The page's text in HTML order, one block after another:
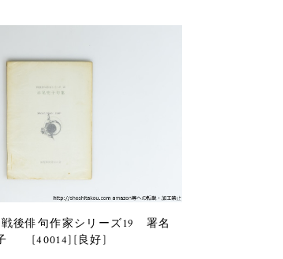
後俳句作家シリーズ19 署名
[40014][良好]